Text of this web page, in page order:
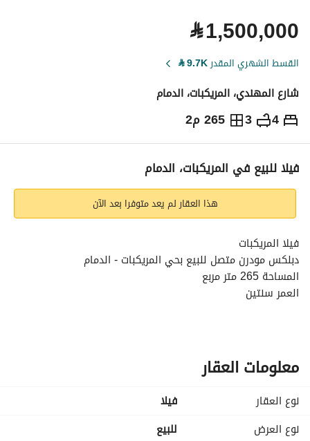
⃁1,500,000
القسط الشهري المقدر9.7K
⃁
شارع المهندي، المريكبات، الدمام
4
3 265 م2 ⃁
1,500,000
التفاصيل معلومات ترخيص الإعلان
فيلا للبيع في المريكبات، الدمام
هذا العقار لم يعد متوفرا بعد الآن
فيلا المريكبات
دبلكس مودرن متصل للبيع بحي المريكبات - الدمام
المساحة 265 متر مربع
العمر سنتين
الصالة، مطبخ إضافي، غرفة خادمة بدورة مياه، دورتين مياه
الدور الأول:
أربع غرف نوم ماستر، صالة
معلومات العقار
نوع العقار
فیلا
نوع العرض
للبيع